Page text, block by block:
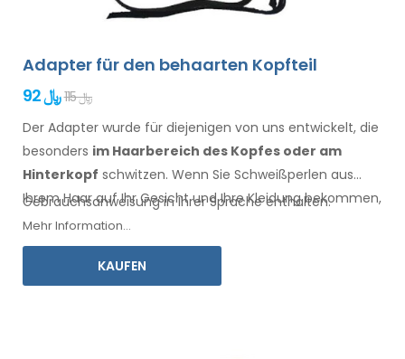
Adapter für den behaarten Kopfteil
92 ﷼
115 ﷼
Der Adapter wurde für diejenigen von uns entwickelt, die
besonders im Haarbereich des Kopfes oder am
Hinterkopf schwitzen. Wenn Sie Schweißperlen aus
Ihrem Haarauf Ihr Gesichtund Ihre Kleidungbekommen,
ist dieser Adapter, zusammen mit Electro Antiperspirant
Forte oder Electro Antiperspirant ELITE, für Sie.
Gebrauchsanweisung in Ihrer Sprache enthalten.
Mehr Information...
KAUFEN